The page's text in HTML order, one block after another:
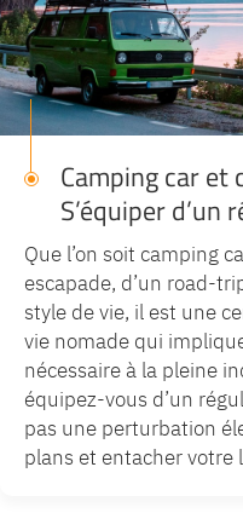
Camping car et
S’équiper
Que l’on soit camping
escapade, d’un road-
style de vie, il est une
vie nomade qui
nécessaire à la pleine
équipez-vous d’un
pas une perturbation
plans et entacher votre